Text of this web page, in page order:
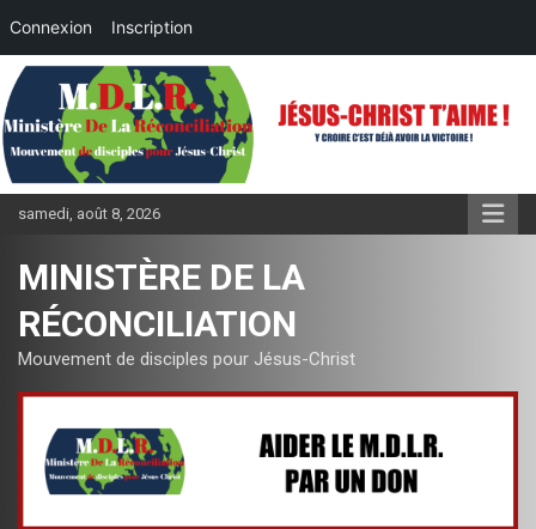
Connexion Inscription
Aller
au
contenu
samedi, août 8, 2026
MINISTÈRE DE LA
RÉCONCILIATION
Mouvement de disciples pour Jésus-Christ